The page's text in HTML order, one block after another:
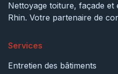
Nettoyage toiture, façade et
Rhin. Votre partenaire de
Services
Entretien des bâtiments